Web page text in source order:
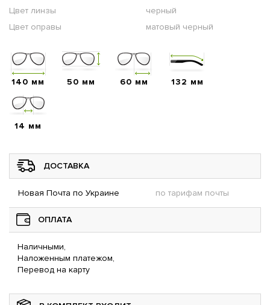
Цвет линзы
черный
Цвет оправы
матовый черный
140 мм 50 мм 60 мм 132 мм
14 мм
ДОСТАВКА
Новая Почта по Украине по тарифам почты
ОПЛАТА
Наличными,
Наложенным платежом,
Перевод на карту